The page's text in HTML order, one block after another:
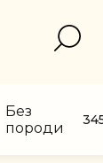
Без
породи